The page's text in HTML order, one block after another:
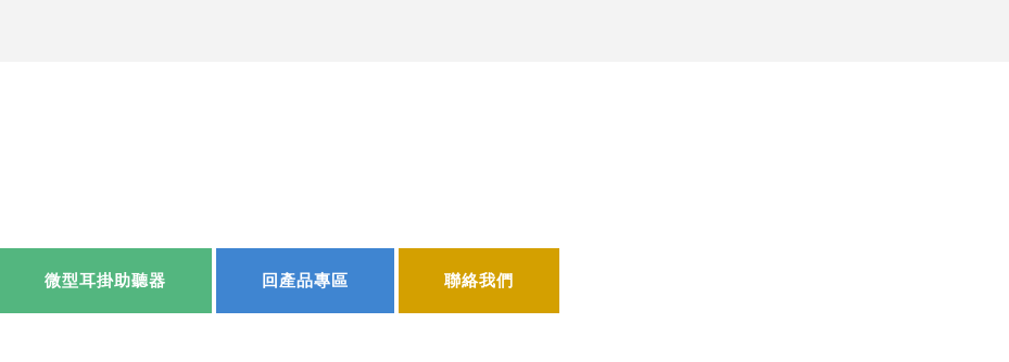
微型耳掛助聽器 回產品專區 聯絡我們